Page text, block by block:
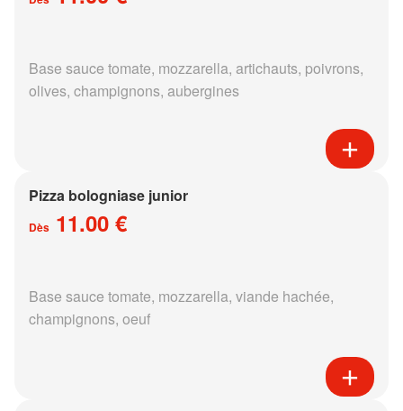
Base sauce tomate, mozzarella, artichauts, poivrons,
olives, champignons, aubergines
Pizza bologniase junior
Dès 11.00 €
Base sauce tomate, mozzarella, viande hachée,
champignons, oeuf